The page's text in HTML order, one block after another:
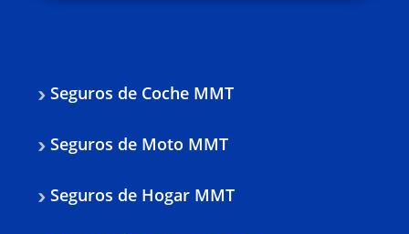
Seguros de Coche MMT
Seguros de Moto MMT
Seguros de Hogar MMT